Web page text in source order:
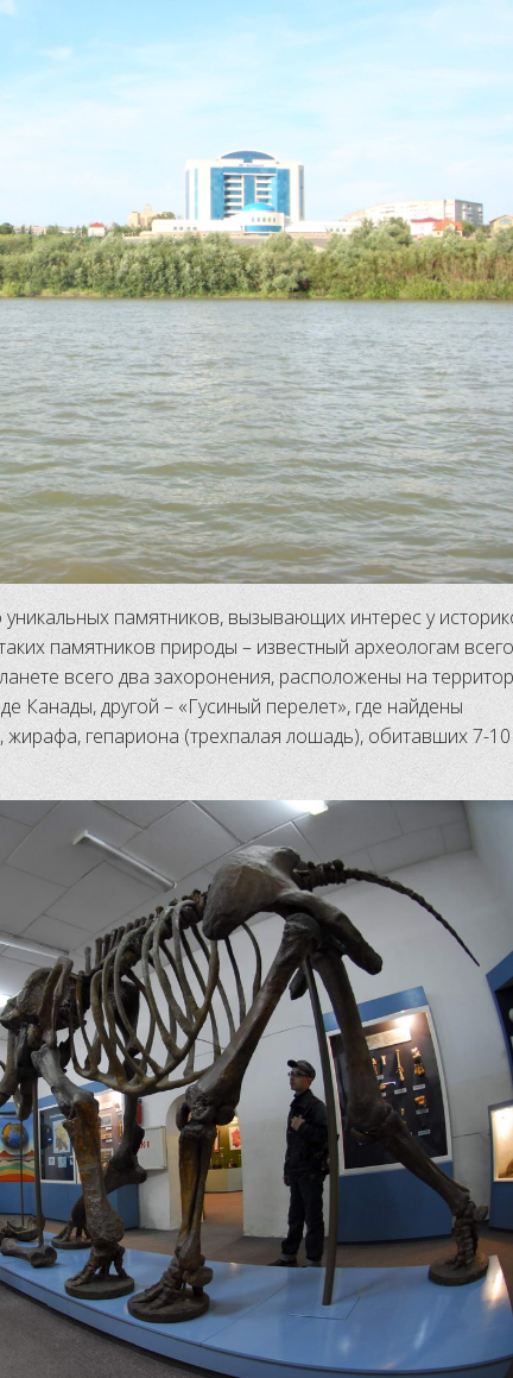
памятников, вызывающих интерес у
памятников природы – известный археологам всего
всего два захоронения, расположены на
Канады, другой – «Гусиный перелет», где найдены
жирафа, гепариона (трехпалая лошадь), обитавших 7-10